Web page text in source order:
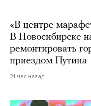
«В центре
В Новосибирске
ремонтировать
приездом Путина
21 час назад